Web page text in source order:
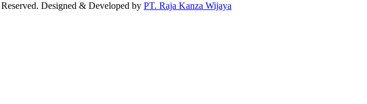
Designed & Developed by PT. Raja Kanza Wijaya